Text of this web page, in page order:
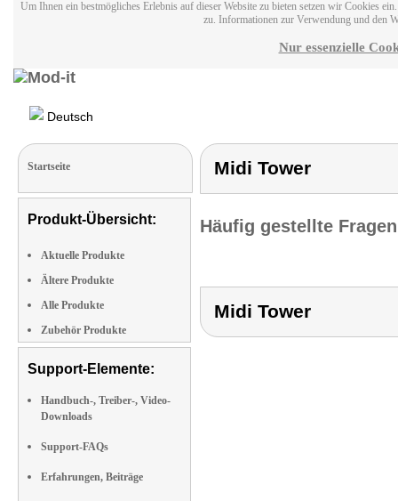
Um Ihnen ein bestmögliches Erlebnis auf dieser Website zu bieten setzen wir Cookies
zu. Informationen zur Verwendung und den
Nur essenzielle
Deutsch
Startseite
Produkt-Übersicht:
Aktuelle Produkte
Ältere Produkte
Alle Produkte
Zubehör Produkte
Support-Elemente:
Handbuch-, Treiber-, Video-
Downloads
Support-FAQs
Erfahrungen, Beiträge
Midi Tower
Häufig gestellte
Midi Tower